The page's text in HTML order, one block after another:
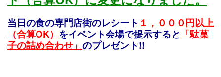
当日の食の専門店街のレシート １，０００円以上
（合算OK） をイベント会場で提示すると 「駄菓
子の詰め合わせ」 のプレゼント!!